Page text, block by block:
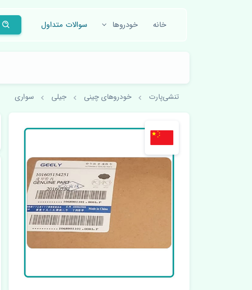
خانه خودروها سوالات متداول
تنشی‌پارت خودروهای چینی جیلی سواری